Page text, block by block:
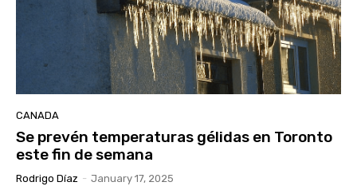
CANADA
Se prevén temperaturas gélidas en Toronto
este fin de semana
Rodrigo Díaz - January 17, 2025